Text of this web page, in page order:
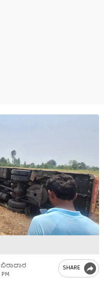
ಬಿರಾದಾರ
SHARE